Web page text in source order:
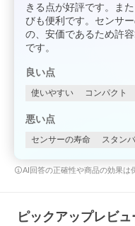
きる点が好評です。ま
びも便利です。センサ
の、安価であるため許
です。
良い点
使いやすい コンパクト
悪い点
センサーの寿命 スタン
AI回答の正確性や商品の効果は
ピックアップレビュ